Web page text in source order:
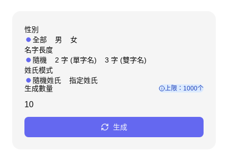
性別
全部
男
女
名字長度
隨機
2 字 (單字名)
3 字 (雙字名)
姓氏模式
隨機姓氏
指定姓氏
生成數量
上限：1000个
生成